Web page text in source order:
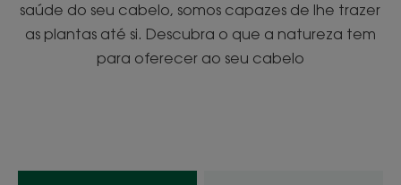
saúde do seu cabelo, somos capazes de lhe trazer
as plantas até si. Descubra o que a natureza tem
para oferecer ao seu cabelo